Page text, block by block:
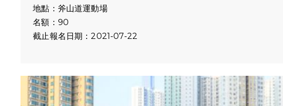
地點：斧山道運動場
名額：90
截止報名日期：2021-07-22